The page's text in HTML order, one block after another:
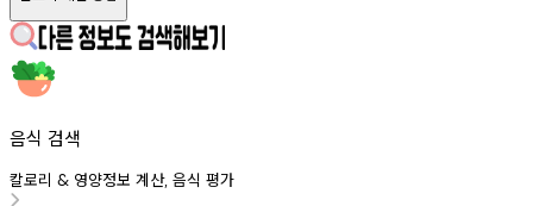
음식 검색
칼로리 & 영양정보 계산, 음식 평가